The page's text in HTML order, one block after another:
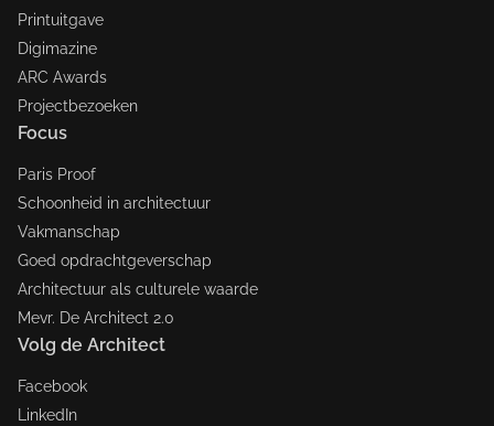
Printuitgave
Digimazine
ARC Awards
Projectbezoeken
Focus
Paris Proof
Schoonheid in architectuur
Vakmanschap
Goed opdrachtgeverschap
Architectuur als culturele waarde
Mevr. De Architect 2.0
Volg de Architect
Facebook
LinkedIn